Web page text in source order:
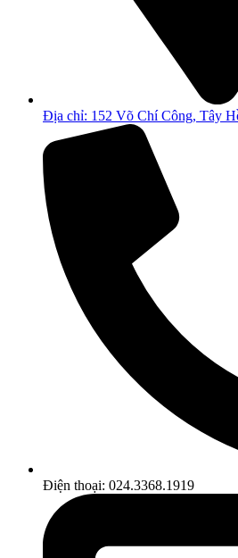
Địa chỉ: 152 Võ Chí Công, Tây
Điện thoại: 024.3368.1919